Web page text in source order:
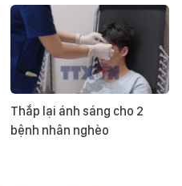
Thắp lại ánh sáng cho 2
bệnh nhân nghèo